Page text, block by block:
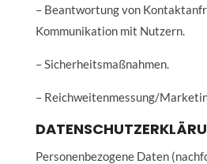
– Beantwortung von
Kommunikation mit Nutzern.
– Sicherheitsmaßnahmen.
– Reichweitenmessung/
Personenbezogene Daten